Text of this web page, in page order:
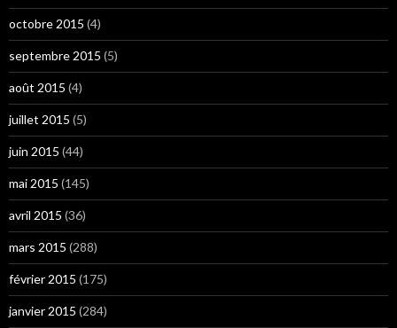
octobre 2015 (4)
septembre 2015 (5)
août 2015 (4)
juillet 2015 (5)
juin 2015 (44)
mai 2015 (145)
avril 2015 (36)
mars 2015 (288)
février 2015 (175)
janvier 2015 (284)